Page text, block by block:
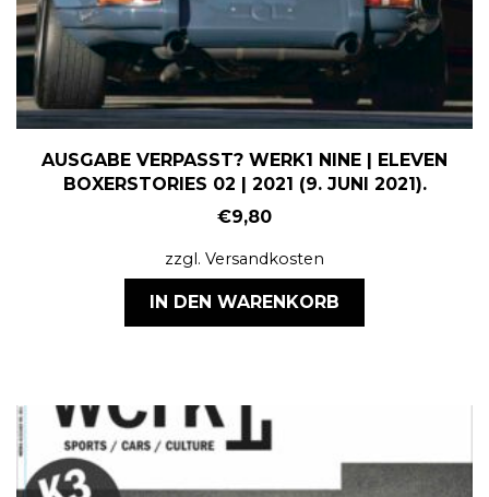
AUSGABE VERPASST? WERK1 NINE | ELEVEN
BOXERSTORIES 02 | 2021 (9. JUNI 2021).
€9,80
zzgl. Versandkosten
IN DEN WARENKORB